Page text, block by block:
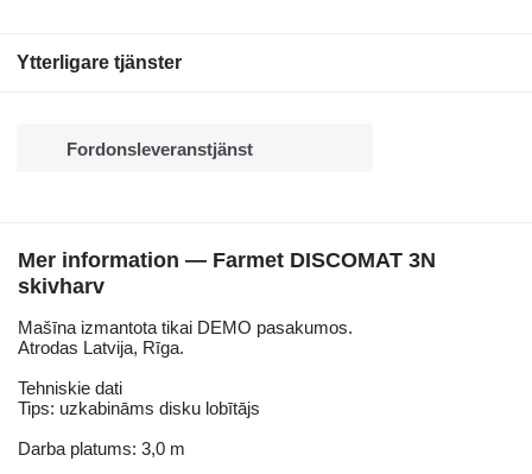
Ytterligare tjänster
Fordonsleveranstjänst
Mer information — Farmet DISCOMAT 3N
skivharv
Mašīna izmantota tikai DEMO pasakumos.
Atrodas Latvija, Rīga.
Tehniskie dati
Tips: uzkabināms disku lobītājs
Darba platums: 3,0 m